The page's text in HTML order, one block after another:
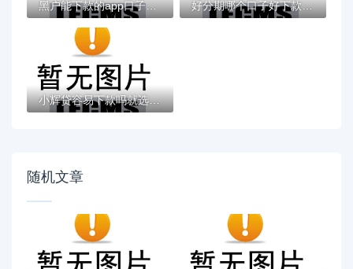
黑户能下款的app口子有哪些？今天带来10款黑... 好分期哪个口子好下款？老哥实测避坑贷款平...
小辉贷容易下款吗就选这7个4千元黑户无条件...
随机文章